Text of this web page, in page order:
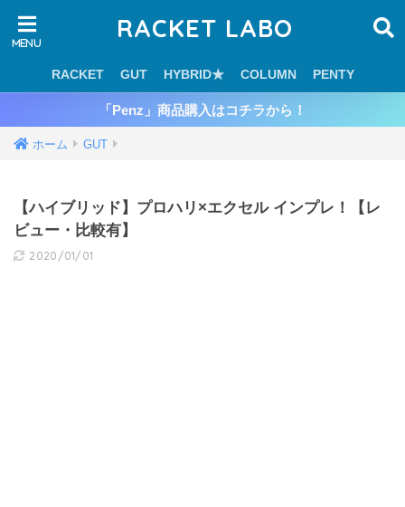
RACKET LABO
RACKET GUT HYBRID★ COLUMN PENTY
「Penz」商品購入はコチラから！
ホーム GUT
【ハイブリッド】プロハリ×エクセル インプレ！【レ
ビュー・比較有】
2020/01/01